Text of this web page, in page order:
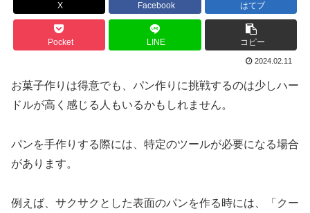
X Facebook はてブ
Pocket LINE コピー
2024.02.11
お菓子作りは得意でも、パン作りに挑戦するのは少しハー
ドルが高く感じる人もいるかもしれません。
パンを手作りする際には、特定のツールが必要になる場合
があります。
例えば、サクサクとした表面のパンを作る時には、「クー